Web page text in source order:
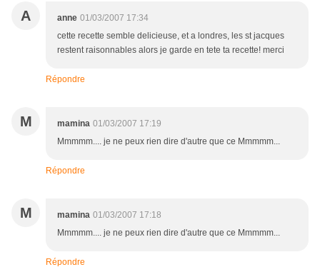
A anne 01/03/2007 17:34
cette recette semble delicieuse, et a londres, les st jacques
restent raisonnables alors je garde en tete ta recette! merci
Répondre
M mamina 01/03/2007 17:19
Mmmmm.... je ne peux rien dire d'autre que ce Mmmmm...
Répondre
M mamina 01/03/2007 17:18
Mmmmm.... je ne peux rien dire d'autre que ce Mmmmm...
Répondre